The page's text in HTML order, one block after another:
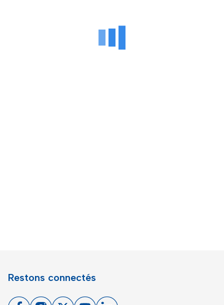
Restons connectés
FacebookInstagram
X YoutubeLinkedin